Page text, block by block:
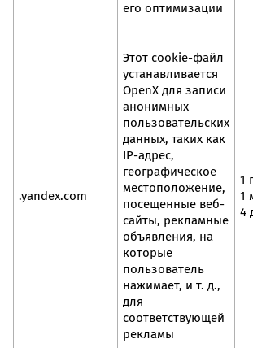
его оптимизации
.yandex.com
Этот cookie-файл
устанавливается
OpenX для записи
анонимных
пользовательских
данных, таких как
IP-адрес,
географическое
местоположение,
посещенные веб-
сайты, рекламные
объявления, на
которые
пользователь
нажимает, и т. д.,
для
соответствующей
рекламы
1
1
4